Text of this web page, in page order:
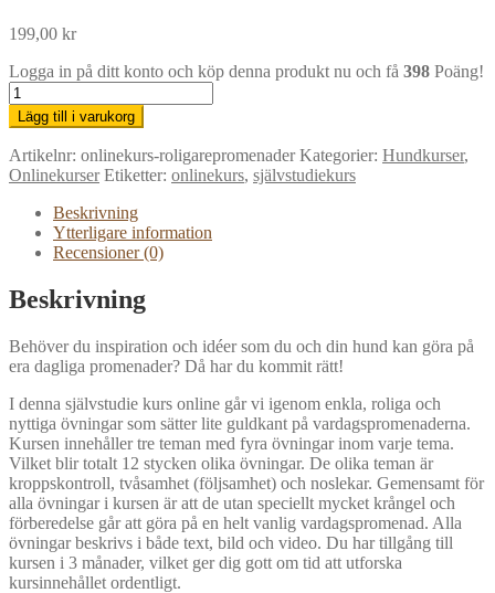
199,00 kr
Logga in på ditt konto och köp denna produkt nu och få 398 Poäng!
Roligare
promenader
-
självstudiekurs
mängd
Lägg till i varukorg
Artikelnr: onlinekurs-roligarepromenader Kategorier: Hundkurser,
Onlinekurser Etiketter: onlinekurs, självstudiekurs
Beskrivning
Ytterligare information
Recensioner (0)
Beskrivning
Behöver du inspiration och idéer som du och din hund kan göra på
era dagliga promenader? Då har du kommit rätt!
I denna självstudie kurs online går vi igenom enkla, roliga och
nyttiga övningar som sätter lite guldkant på vardagspromenaderna.
Kursen innehåller tre teman med fyra övningar inom varje tema.
Vilket blir totalt 12 stycken olika övningar. De olika teman är
kroppskontroll, tvåsamhet (följsamhet) och noslekar. Gemensamt för
alla övningar i kursen är att de utan speciellt mycket krångel och
förberedelse går att göra på en helt vanlig vardagspromenad. Alla
övningar beskrivs i både text, bild och video. Du har tillgång till
kursen i 3 månader, vilket ger dig gott om tid att utforska
kursinnehållet ordentligt.